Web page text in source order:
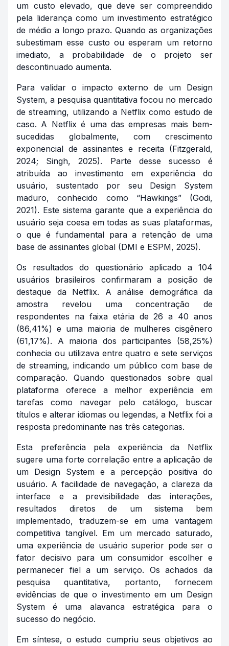
um custo elevado, que deve ser compreendido
pela liderança como um investimento estratégico
de médio a longo prazo. Quando as organizações
subestimam esse custo ou esperam um retorno
imediato, a probabilidade de o projeto ser
descontinuado aumenta.
Para validar o impacto externo de um Design
System, a pesquisa quantitativa focou no mercado
de streaming, utilizando a Netflix como estudo de
caso. A Netflix é uma das empresas mais bem-
sucedidas globalmente, com crescimento
exponencial de assinantes e receita (Fitzgerald,
2024; Singh, 2025). Parte desse sucesso é
atribuída ao investimento em experiência do
usuário, sustentado por seu Design System
maduro, conhecido como “Hawkings” (Godi,
2021). Este sistema garante que a experiência do
usuário seja coesa em todas as suas plataformas,
o que é fundamental para a retenção de uma
base de assinantes global (DMI e ESPM, 2025).
Os resultados do questionário aplicado a 104
usuários brasileiros confirmaram a posição de
destaque da Netflix. A análise demográfica da
amostra revelou uma concentração de
respondentes na faixa etária de 26 a 40 anos
(86,41%) e uma maioria de mulheres cisgênero
(61,17%). A maioria dos participantes (58,25%)
conhecia ou utilizava entre quatro e sete serviços
de streaming, indicando um público com base de
comparação. Quando questionados sobre qual
plataforma oferece a melhor experiência em
tarefas como navegar pelo catálogo, buscar
títulos e alterar idiomas ou legendas, a Netflix foi a
resposta predominante nas três categorias.
Esta preferência pela experiência da Netflix
sugere uma forte correlação entre a aplicação de
um Design System e a percepção positiva do
usuário. A facilidade de navegação, a clareza da
interface e a previsibilidade das interações,
resultados diretos de um sistema bem
implementado, traduzem-se em uma vantagem
competitiva tangível. Em um mercado saturado,
uma experiência de usuário superior pode ser o
fator decisivo para um consumidor escolher e
permanecer fiel a um serviço. Os achados da
pesquisa quantitativa, portanto, fornecem
evidências de que o investimento em um Design
System é uma alavanca estratégica para o
sucesso do negócio.
Em síntese, o estudo cumpriu seus objetivos ao